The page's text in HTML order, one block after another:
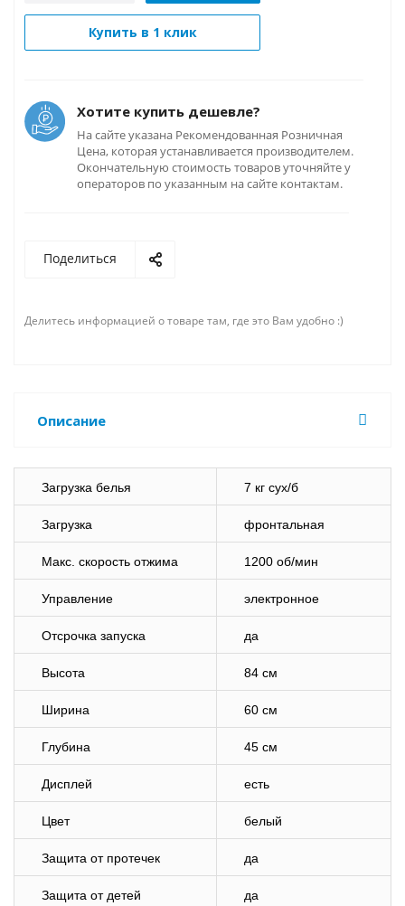
Купить в 1 клик
Хотите купить дешевле?
На сайте указана Рекомендованная Розничная
Цена, которая устанавливается производителем.
Окончательную стоимость товаров уточняйте у
операторов по указанным на сайте контактам.
Поделиться
Делитесь информацией о товаре там, где это Вам удобно :)
Описание
Загрузка белья 7 кг сух/б
Загрузка фронтальная
Макс. скорость отжима 1200 об/мин
Управление электронное
Отсрочка запуска да
Высота 84 см
Ширина 60 см
Глубина 45 см
Дисплей есть
Цвет белый
Защита от протечек да
Защита от детей да